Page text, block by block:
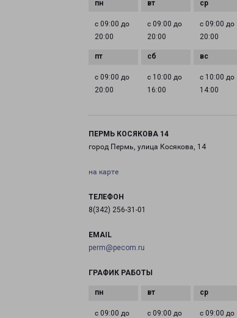
с 09:00 до
20:00
с 09:00 до
20:00
с 09:00 до
20:00
с 09:00 до
20:00
с 10:00 до
16:00
с 10:00 до
14:00
ПЕРМЬ КОСЯКОВА 14
город Пермь, улица Косякова, 14
на карте
ТЕЛЕФОН
8(342) 256-31-01
EMAIL
perm@pecom.ru
ГРАФИК РАБОТЫ
с 09:00 до
с 09:00 до
с 09:00 до